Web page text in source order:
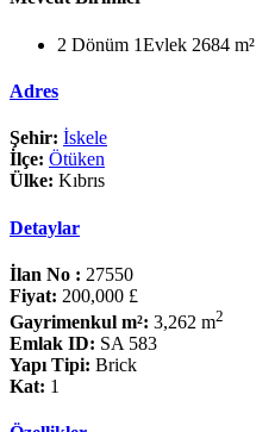
2 Dönüm 1Evlek 2684 m²
Adres
Şehir: İskele
İlçe: Ötüken
Ülke: Kıbrıs
Detaylar
İlan No : 27550
Fiyat: 200,000 £
Gayrimenkul m²: 3,262 m2
Emlak ID: SA 583
Yapı Tipi: Brick
Kat: 1